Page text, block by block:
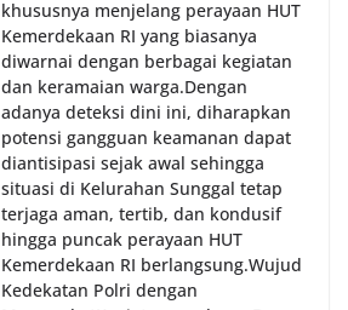
khususnya menjelang perayaan HUT
Kemerdekaan RI yang biasanya
diwarnai dengan berbagai kegiatan
dan keramaian warga.‎‎Dengan
adanya deteksi dini ini, diharapkan
potensi gangguan keamanan dapat
diantisipasi sejak awal sehingga
situasi di Kelurahan Sunggal tetap
terjaga aman, tertib, dan kondusif
hingga puncak perayaan HUT
Kemerdekaan RI berlangsung.‎‎Wujud
Kedekatan Polri dengan